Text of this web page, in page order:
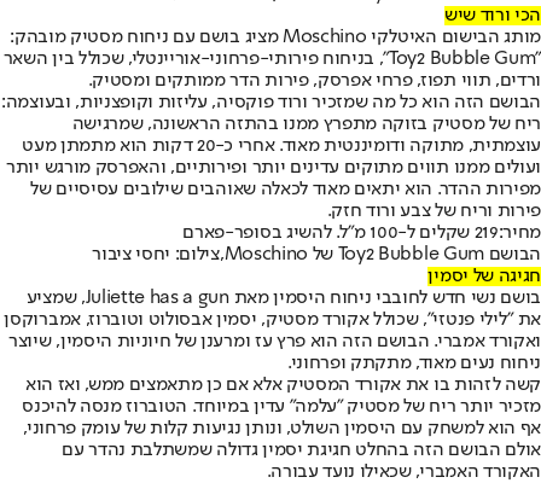
הכי ורוד שיש
מותג הבישום האיטלקי Moschino מציג בושם עם ניחוח מסטיק מובהק:
"Toy2 Bubble Gum", בניחוח פירותי-פרחוני-אוריינטלי, שכולל בין השאר
ורדים, תווי תפוז, פרחי אפרסק, פירות הדר ממותקים ומסטיק.
הבושם הזה הוא כל מה שמזכיר ורוד פוקסיה, עליזות וקופצניות, ובעוצמה:
ריח של מסטיק בזוקה מתפרץ ממנו בהתזה הראשונה, שמרגישה
עוצמתית, מתוקה ודומיננטית מאוד. אחרי כ-20 דקות הוא מתמתן מעט
ועולים ממנו תווים מתוקים עדינים יותר ופירותיים, והאפרסק מורגש יותר
מפירות ההדר. הוא יתאים מאוד לכאלה שאוהבים שילובים עסיסיים של
פירות וריח של צבע ורוד חזק.
מחיר:219 שקלים ל-100 מ"ל. להשיג בסופר-פארם
הבושם Toy2 Bubble Gum של Moschino,צילום: יחסי ציבור
חגיגה של יסמין
בושם נשי חדש לחובבי ניחוח היסמין מאת Juliette has a gun, שמציע
את "לילי פנטזי", שכולל אקורד מסטיק, יסמין אבסולוט וטוברוז, אמברוקסן
ואקורד אמברי. הבושם הזה הוא פרץ עז ומרענן של חיוניות היסמין, שיוצר
ניחוח נעים מאוד, מתקתק ופרחוני.
קשה לזהות בו את אקורד המסטיק אלא אם כן מתאמצים ממש, ואז הוא
מזכיר יותר ריח של מסטיק "עלמה" עדין במיוחד. הטוברוז מנסה להיכנס
אף הוא למשחק עם היסמין השולט, ונותן נגיעות קלות של עומק פרחוני,
אולם הבושם הזה בהחלט חגיגת יסמין גדולה שמשתלבת נהדר עם
האקורד האמברי, שכאילו נועד עבורה.